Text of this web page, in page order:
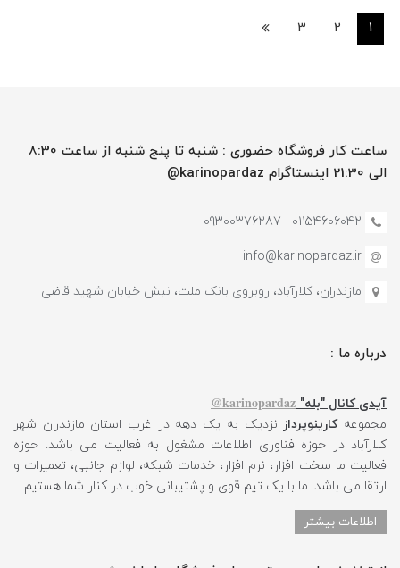
1
2
3
ساعت کار فروشگاه حضوری : شنبه تا پنج شنبه از ساعت 8:30
الی 21:30 اینستاگرام karinopardaz@
01154606042 - 09300376287
info@karinopardaz.ir
مازندران، کلارآباد، روبروی بانک ملت، نبش خیابان شهید قاضی
درباره ما :
آیدی کانال "بله" karinopardaz@
مجموعهکارینوپرداز نزدیک به یک دهه در غرب استان مازندران شهر
کلارآباد در حوزه فناوری اطلاعات مشغول به فعالیت می باشد. حوزه
فعالیت ما سخت افزار، نرم افزار، خدمات شبکه، لوازم جانبی، تعمیرات و
ارتقا می باشد. ما با یک تیم قوی و پشتیبانی خوب در کنار شما هستیم.
اطلاعات بیشتر